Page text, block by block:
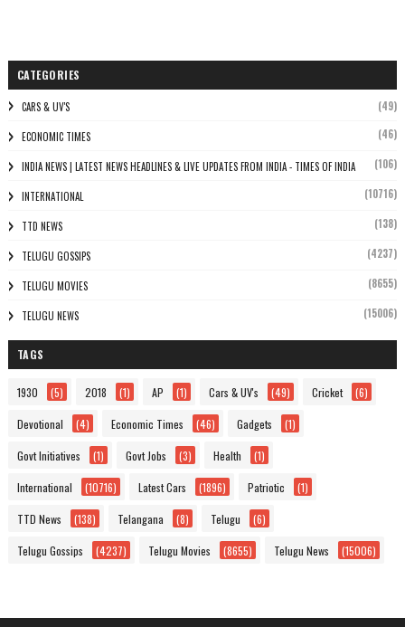
CATEGORIES
CARS & UV'S (49)
ECONOMIC TIMES (46)
INDIA NEWS | LATEST NEWS HEADLINES & LIVE UPDATES FROM INDIA - TIMES OF INDIA (106)
INTERNATIONAL (10716)
TTD NEWS (138)
TELUGU GOSSIPS (4237)
TELUGU MOVIES (8655)
TELUGU NEWS (15006)
TAGS
1930 (5) 2018 (1) AP (1) Cars & UV's (49) Cricket (6)
Devotional (4) Economic Times (46) Gadgets (1)
Govt Initiatives (1) Govt Jobs (3) Health (1)
International (10716) Latest Cars (1896) Patriotic (1)
TTD News (138) Telangana (8) Telugu (6)
Telugu Gossips (4237) Telugu Movies (8655) Telugu News (15006)